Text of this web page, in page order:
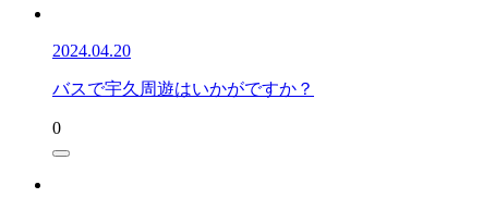
2024.04.20
バスで宇久周遊はいかがですか？
0